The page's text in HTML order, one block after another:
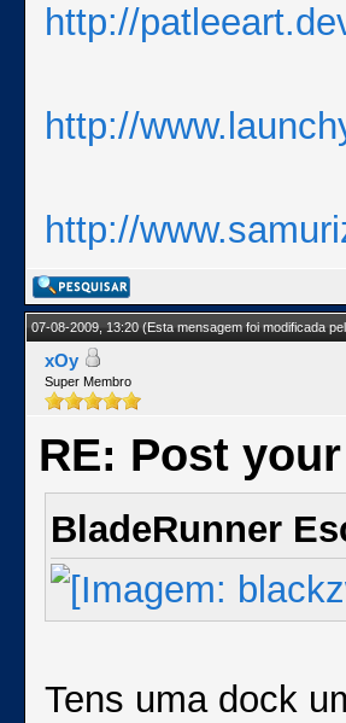
http://
http://
http://
07-08-2009, 13:20(Esta mensagem foi modificada
xOy
Super Membro
RE: Post
BladeRunner
Tens uma dock